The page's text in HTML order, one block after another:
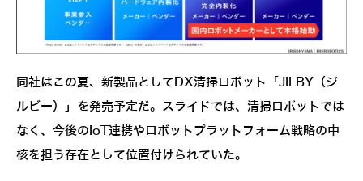
同社はこの夏、新製品としてDX清掃ロボット「JILBY（ジ
ルビー）」を発売予定だ。スライドでは、清掃ロボットでは
なく、今後のIoT連携やロボットプラットフォーム戦略の中
核を担う存在として位置付けられていた。